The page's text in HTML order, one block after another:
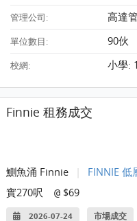
管理公司: 高達
單位數目: 90伙
校網: 小學:
Finnie 租務成交
鰂魚涌 Finnie
FINNIE 低
實270呎
@ $69
2026-07-24 市場成交